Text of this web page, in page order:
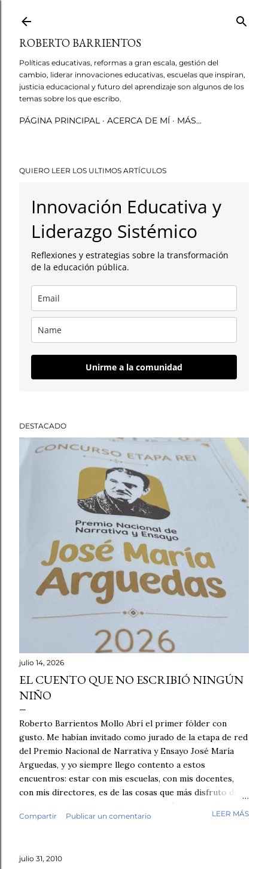
ROBERTO BARRIENTOS
Políticas educativas, reformas a gran escala, gestión del
cambio, liderar innovaciones educativas, escuelas que inspiran,
justicia educacional y futuro del aprendizaje son algunos de los
temas sobre los que escribo.
PÁGINA PRINCIPAL ACERCA DE MÍ MÁS…
QUIERO LEER LOS ULTIMOS ARTÍCULOS
Innovación Educativa y
Liderazgo Sistémico
Reflexiones y estrategias sobre la transformación
de la educación pública.
Unirme a la comunidad
DESTACADO
julio 14, 2026
EL CUENTO QUE NO ESCRIBIÓ NINGÚN
NIÑO
Roberto Barrientos Mollo Abrí el primer fólder con
gusto. Me habían invitado como jurado de la etapa de red
del Premio Nacional de Narrativa y Ensayo José María
Arguedas, y yo siempre llego contento a estos
encuentros: estar con mis escuelas, con mis docentes,
con mis directores, es de las cosas que más disfruto de
mi trabajo. Antes de empezar la revisión hubo café,
saludos, conversación. Luego, los fólderes. Leí el primer
el tipo de redacción, esa tersura sin fisuras que uno
Compartir Publicar un comentario LEER MÁS
julio 31, 2010